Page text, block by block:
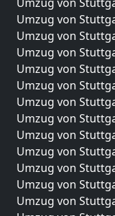
Umzug von
Umzug von
Umzug von
Umzug von
Umzug von
Umzug von
Umzug von
Umzug von
Umzug von
Umzug von
Umzug von
Umzug von